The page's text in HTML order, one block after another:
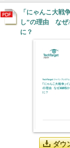
「にゃんこ大戦
し”の理由 なぜ
に？
ダウ